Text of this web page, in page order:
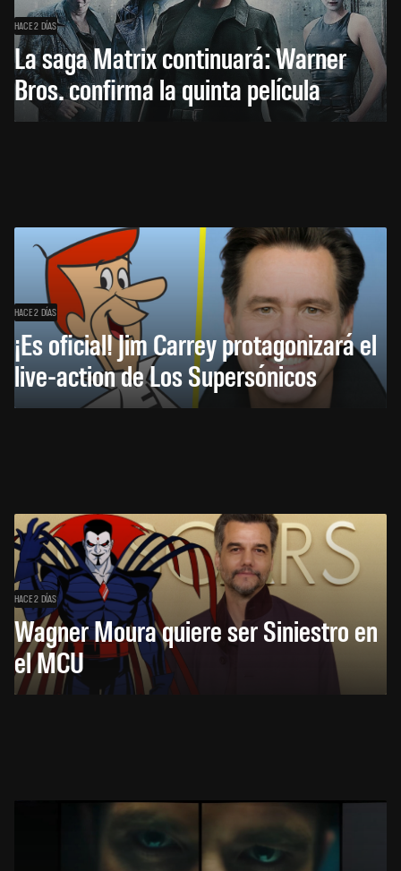
HACE 2 DÍAS
La saga Matrix continuará: Warner
Bros. confirma la quinta película
HACE 2 DÍAS
¡Es oficial! Jim Carrey protagonizará el
live-action de Los Supersónicos
HACE 2 DÍAS
Wagner Moura quiere ser Siniestro en
el MCU